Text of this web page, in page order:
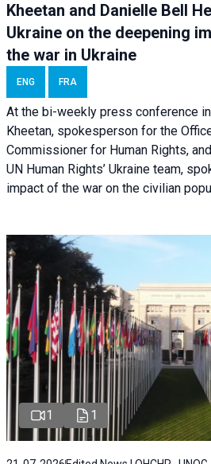
Kheetan and Danielle Bell
Ukraine on the deepening
the war in Ukraine
ENG FRA
At the bi-weekly press conference in
Kheetan, spokesperson for the
Commissioner for Human Rights,
UN Human Rights’ Ukraine team,
impact of the war on the civilian
1 1